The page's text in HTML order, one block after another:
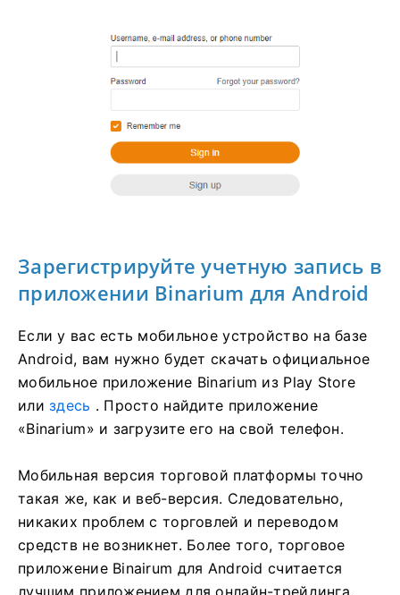
Зарегистрируйте учетную запись в
приложении Binarium для Android
Если у вас есть мобильное устройство на базе
Android, вам нужно будет скачать официальное
мобильное приложение Binarium из Play Store
илиздесь . Просто найдите приложение
«Binarium» и загрузите его на свой телефон.
Мобильная версия торговой платформы точно
такая же, как и веб-версия. Следовательно,
никаких проблем с торговлей и переводом
средств не возникнет. Более того, торговое
приложение Binairum для Android считается